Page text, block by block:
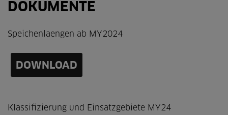
DOKUMENTE
Speichenlaengen ab MY2024
DOWNLOAD
Klassifizierung und Einsatzgebiete MY24